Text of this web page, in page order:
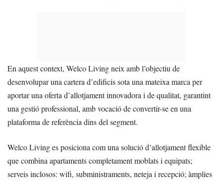
En aquest context, Welco Living neix amb l’objectiu de
desenvolupar una cartera d’edificis sota una mateixa marca per
aportar una oferta d’allotjament innovadora i de qualitat, garantint
una gestió professional, amb vocació de convertir-se en una
plataforma de referència dins del segment.
Welco Living es posiciona com una solució d’allotjament flexible
que combina apartaments completament moblats i equipats;
serveis inclosos: wifi, subministraments, neteja i recepció; àmplies